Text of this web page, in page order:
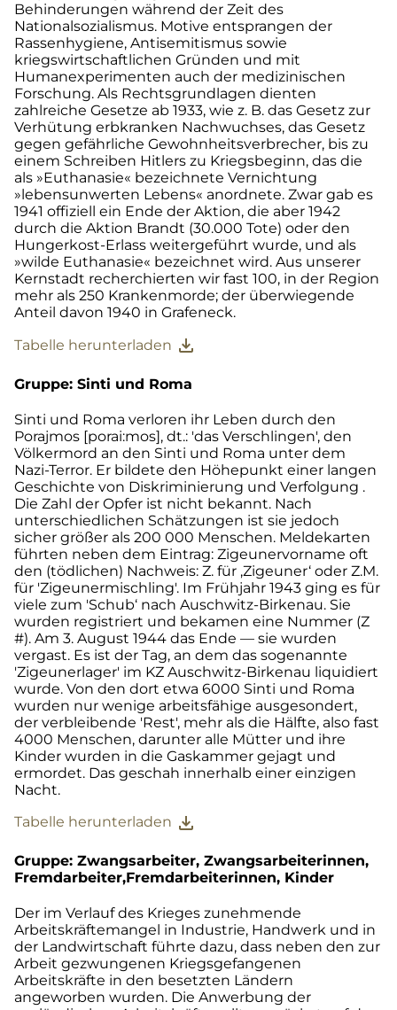
Behinderungen während der Zeit des
Nationalsozialismus. Motive entsprangen der
Rassenhygiene, Antisemitismus sowie
kriegswirtschaftlichen Gründen und mit
Humanexperimenten auch der medizinischen
Forschung. Als Rechtsgrundlagen dienten
zahlreiche Gesetze ab 1933, wie z. B. das Gesetz zur
Verhütung erbkranken Nachwuchses, das Gesetz
gegen gefährliche Gewohnheitsverbrecher, bis zu
einem Schreiben Hitlers zu Kriegsbeginn, das die
als »Euthanasie« bezeichnete Vernichtung
»lebensunwerten Lebens« anordnete. Zwar gab es
1941 offiziell ein Ende der Aktion, die aber 1942
durch die Aktion Brandt (30.000 Tote) oder den
Hungerkost-Erlass weitergeführt wurde, und als
»wilde Euthanasie« bezeichnet wird. Aus unserer
Kernstadt recherchierten wir fast 100, in der Region
mehr als 250 Krankenmorde; der überwiegende
Anteil davon 1940 in Grafeneck.
Tabelle herunterladen download
Gruppe: Sinti und Roma
Sinti und Roma verloren ihr Leben durch den
Porajmos [porai:mos], dt.: 'das Verschlingen', den
Völkermord an den Sinti und Roma unter dem
Nazi-Terror. Er bildete den Höhepunkt einer langen
Geschichte von Diskriminierung und Verfolgung .
Die Zahl der Opfer ist nicht bekannt. Nach
unterschiedlichen Schätzungen ist sie jedoch
sicher größer als 200 000 Menschen. Meldekarten
führten neben dem Eintrag: Zigeunervorname oft
den (tödlichen) Nachweis: Z. für ‚Zigeuner‘ oder Z.M.
für 'Zigeunermischling'. Im Frühjahr 1943 ging es für
viele zum 'Schub‘ nach Auschwitz-Birkenau. Sie
wurden registriert und bekamen eine Nummer (Z
#). Am 3. August 1944 das Ende — sie wurden
vergast. Es ist der Tag, an dem das sogenannte
'Zigeunerlager' im KZ Auschwitz-Birkenau liquidiert
wurde. Von den dort etwa 6000 Sinti und Roma
wurden nur wenige arbeitsfähige ausgesondert,
der verbleibende 'Rest', mehr als die Hälfte, also fast
4000 Menschen, darunter alle Mütter und ihre
Kinder wurden in die Gaskammer gejagt und
ermordet. Das geschah innerhalb einer einzigen
Nacht.
Tabelle herunterladen download
Gruppe: Zwangsarbeiter, Zwangsarbeiterinnen,
Fremdarbeiter,Fremdarbeiterinnen, Kinder
Der im Verlauf des Krieges zunehmende
Arbeitskräftemangel in Industrie, Handwerk und in
der Landwirtschaft führte dazu, dass neben den zur
Arbeit gezwungenen Kriegsgefangenen
Arbeitskräfte in den besetzten Ländern
angeworben wurden. Die Anwerbung der